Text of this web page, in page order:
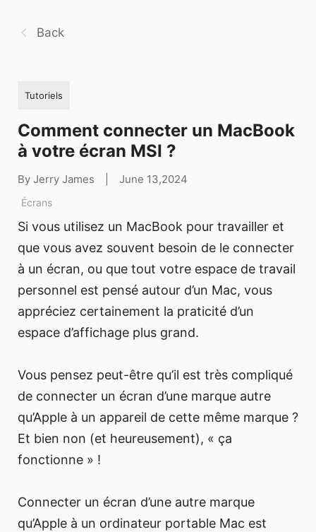
Back
Tutoriels
Comment connecter un MacBook
à votre écran MSI ?
By Jerry James June 13,2024
Écrans
Si vous utilisez un MacBook pour travailler et
que vous avez souvent besoin de le connecter
à un écran, ou que tout votre espace de travail
personnel est pensé autour d’un Mac, vous
appréciez certainement la praticité d’un
espace d’affichage plus grand.
Vous pensez peut-être qu’il est très compliqué
de connecter un écran d’une marque autre
qu’Apple à un appareil de cette même marque ?
Et bien non (et heureusement), « ça
fonctionne » !
Connecter un écran d’une autre marque
qu’Apple à un ordinateur portable Mac est